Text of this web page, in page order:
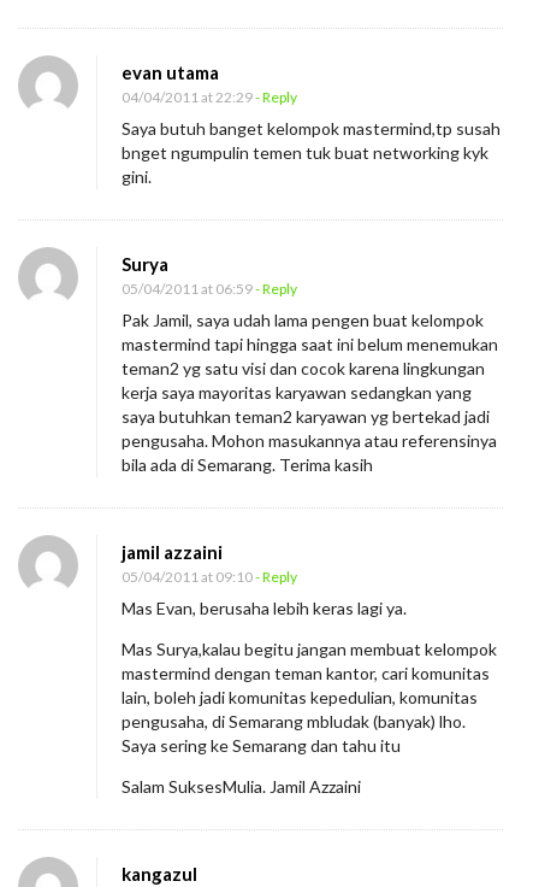
evan utama
04/04/2011 at 22:29- Reply
Saya butuh banget kelompok mastermind,tp susah
bnget ngumpulin temen tuk buat networking kyk
gini.
Surya
05/04/2011 at 06:59- Reply
Pak Jamil, saya udah lama pengen buat kelompok
mastermind tapi hingga saat ini belum menemukan
teman2 yg satu visi dan cocok karena lingkungan
kerja saya mayoritas karyawan sedangkan yang
saya butuhkan teman2 karyawan yg bertekad jadi
pengusaha. Mohon masukannya atau referensinya
bila ada di Semarang. Terima kasih
jamil azzaini
05/04/2011 at 09:10- Reply
Mas Evan, berusaha lebih keras lagi ya.
Mas Surya,kalau begitu jangan membuat kelompok
mastermind dengan teman kantor, cari komunitas
lain, boleh jadi komunitas kepedulian, komunitas
pengusaha, di Semarang mbludak (banyak) lho.
Saya sering ke Semarang dan tahu itu
Salam SuksesMulia. Jamil Azzaini
kangazul